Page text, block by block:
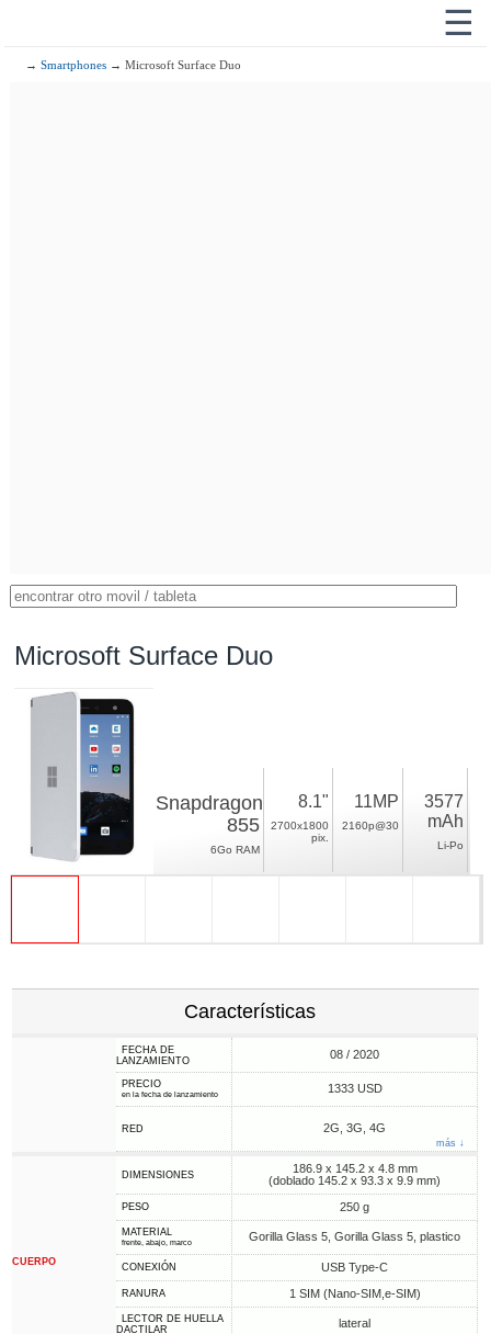
☰
→Smartphones → Microsoft Surface Duo
Microsoft Surface Duo
Snapdragon
855
6Go RAM
8.1"
2700x1800
pix.
11MP
2160p@30
3577
mAh
Li-Po
Características
FECHA DE
LANZAMIENTO
08 / 2020
PRECIO
en la fecha de lanzamiento 1333 USD
RED 2G, 3G, 4G
más ↓
CUERPO
DIMENSIONES
186.9 x 145.2 x 4.8 mm
(doblado 145.2 x 93.3 x 9.9 mm)
PESO 250 g
MATERIAL
frente, abajo, marco Gorilla Glass 5, Gorilla Glass 5, plastico
CONEXIÓN USB Type-C
RANURA 1 SIM (Nano-SIM,e-SIM)
LECTOR DE HUELLA
DACTILAR
lateral